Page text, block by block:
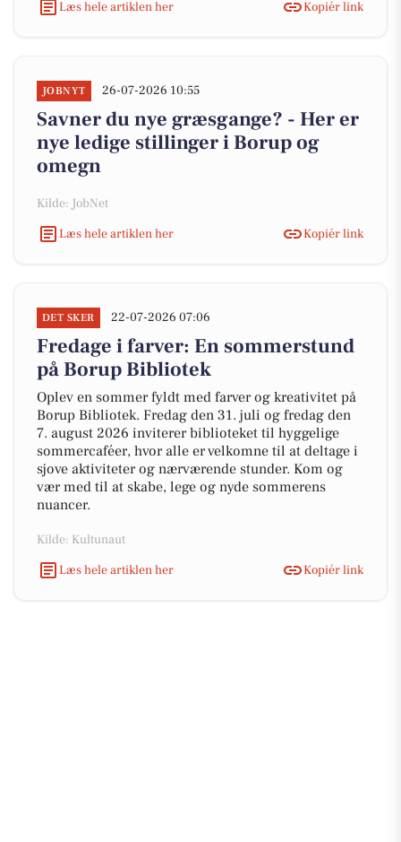
Læs hele artiklen her
Kopiér link
JOBNYT 26-07-2026 10:55
Savner du nye græsgange? - Her er
nye ledige stillinger i Borup og
omegn
Kilde: JobNet
Læs hele artiklen her
Kopiér link
DET SKER 22-07-2026 07:06
Fredage i farver: En sommerstund
på Borup Bibliotek
Oplev en sommer fyldt med farver og kreativitet på
Borup Bibliotek. Fredag den 31. juli og fredag den
7. august 2026 inviterer biblioteket til hyggelige
sommercaféer, hvor alle er velkomne til at deltage i
sjove aktiviteter og nærværende stunder. Kom og
vær med til at skabe, lege og nyde sommerens
nuancer.
Kilde: Kultunaut
Læs hele artiklen her
Kopiér link